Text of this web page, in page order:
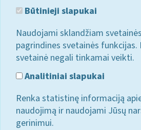
Būtinieji slapukai
Naudojami sklandžiam
pagrindines svetainės funkcijas.
svetainė negali tinkamai veikti.
Analitiniai slapukai
Renka statistinę informaciją
naudojimą ir naudojami Jūsų
gerinimui.